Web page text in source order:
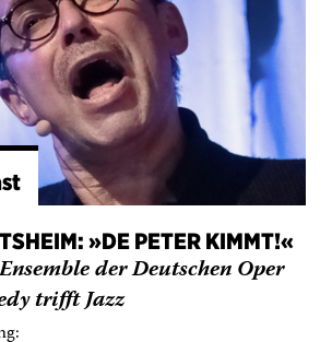
»DE PETER KIMMT!«
der Deutschen Oper
trifft Jazz
19.30 Uhr